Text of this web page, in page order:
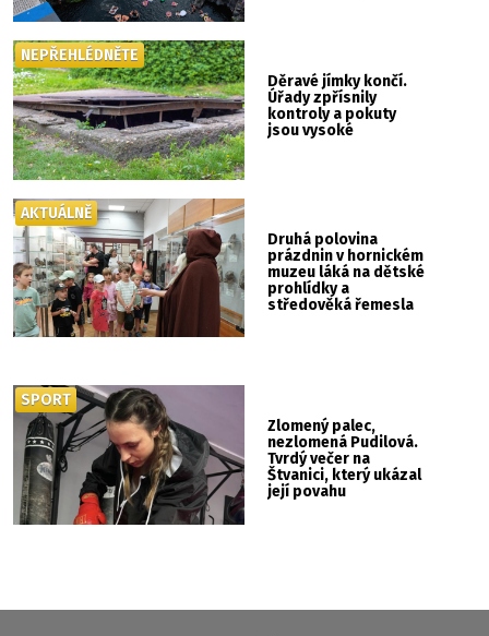
Děravé jímky končí.
Úřady zpřísnily
kontroly a pokuty
jsou vysoké
NEPŘEHLÉDNĚTE
Druhá polovina
prázdnin v hornickém
muzeu láká na dětské
prohlídky a
středověká řemesla
AKTUÁLNĚ
Zlomený palec,
nezlomená Pudilová.
Tvrdý večer na
Štvanici, který ukázal
její povahu
SPORT